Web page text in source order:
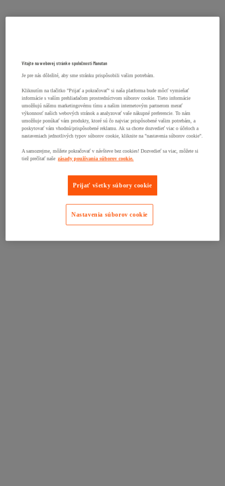
Vitajte na webovej stránke spoločnosti Manutan
Je pre nás dôležité, aby sme stránku prispôsobili vašim potrebám.
Kliknutím na tlačitko "Prijať a pokračovať" si naša platforma bude môcť vymieňať
informácie s vaším prehliadačom prostredníctvom súborov cookie. Tieto informácie
umožňujú nášmu marketingovému tímu a našim internetovým partnerom merať
výkonnosť našich webových stránok a analyzovať vaše nákupné preferencie. To nám
umožňuje ponúkať vám produkty, ktoré sú čo najviac prispôsobené vašim potrebám, a
poskytovať vám vhodnú/prispôsobené reklamu. Ak sa chcete dozvedieť viac o účeloch a
nastaveniach jednotlivých typov súborov cookie, kliknite na "nastavenia súborov cookie".
A samozrejme, môžete pokračovať v návšteve bez cookies! Dozvedieť sa viac, môžete si
tiež prečítať naše zásady používania súborov cookie.
Prijať všetky súbory cookie
Nastavenia súborov cookie